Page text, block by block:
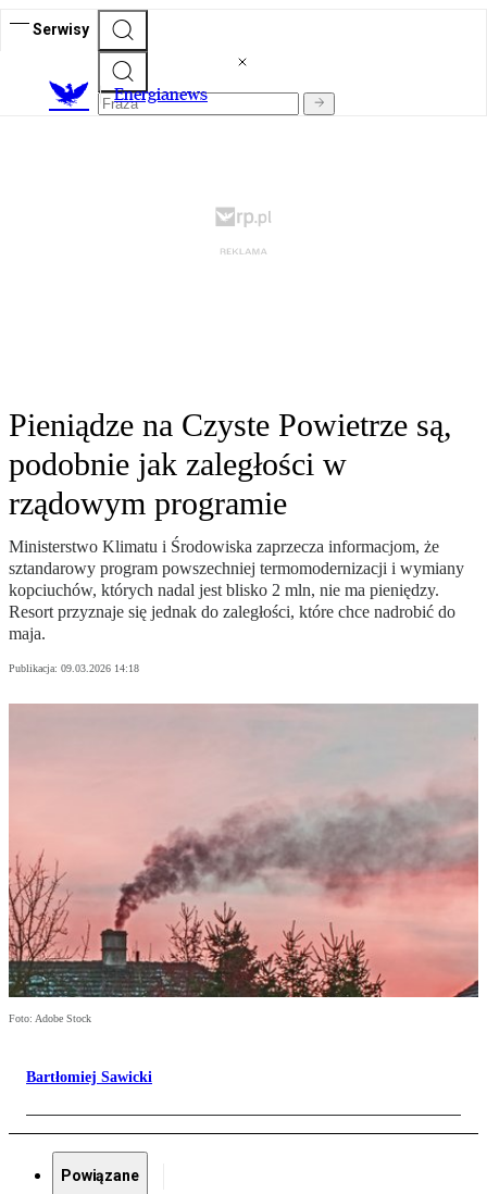
Serwisy
Energianews
Pieniądze na Czyste Powietrze są,
podobnie jak zaległości w
rządowym programie
Ministerstwo Klimatu i Środowiska zaprzecza informacjom, że
sztandarowy program powszechniej termomodernizacji i wymiany
kopciuchów, których nadal jest blisko 2 mln, nie ma pieniędzy.
Resort przyznaje się jednak do zaległości, które chce nadrobić do
maja.
Publikacja: 09.03.2026 14:18
Foto: Adobe Stock
Bartłomiej Sawicki
Powiązane